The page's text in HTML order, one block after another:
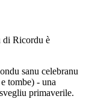
di Ricordu è
sanu celebranu
tombe) - una
primaverile.